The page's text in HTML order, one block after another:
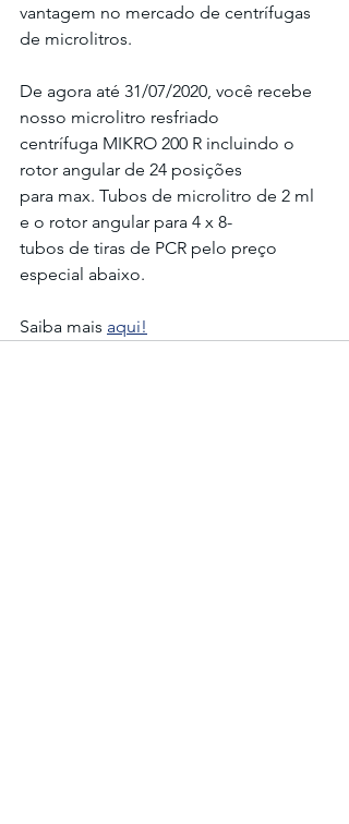
vantagem no mercado de centrífugas
de microlitros.
De agora até 31/07/2020, você recebe
nosso microlitro resfriado
centrífuga MIKRO 200 R incluindo o
rotor angular de 24 posições
para max. Tubos de microlitro de 2 ml
e o rotor angular para 4 x 8-
tubos de tiras de PCR pelo preço
especial abaixo.
Saiba mais aqui!